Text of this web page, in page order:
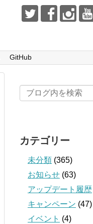
GitHub
カテゴリー
未分類 (365)
お知らせ (63)
アップデート履歴
キャンペーン (47)
イベント (4)